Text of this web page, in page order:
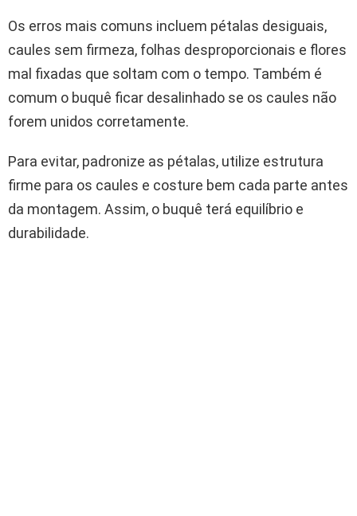
Os erros mais comuns incluem pétalas desiguais,
caules sem firmeza, folhas desproporcionais e flores
mal fixadas que soltam com o tempo. Também é
comum o buquê ficar desalinhado se os caules não
forem unidos corretamente.
Para evitar, padronize as pétalas, utilize estrutura
firme para os caules e costure bem cada parte antes
da montagem. Assim, o buquê terá equilíbrio e
durabilidade.